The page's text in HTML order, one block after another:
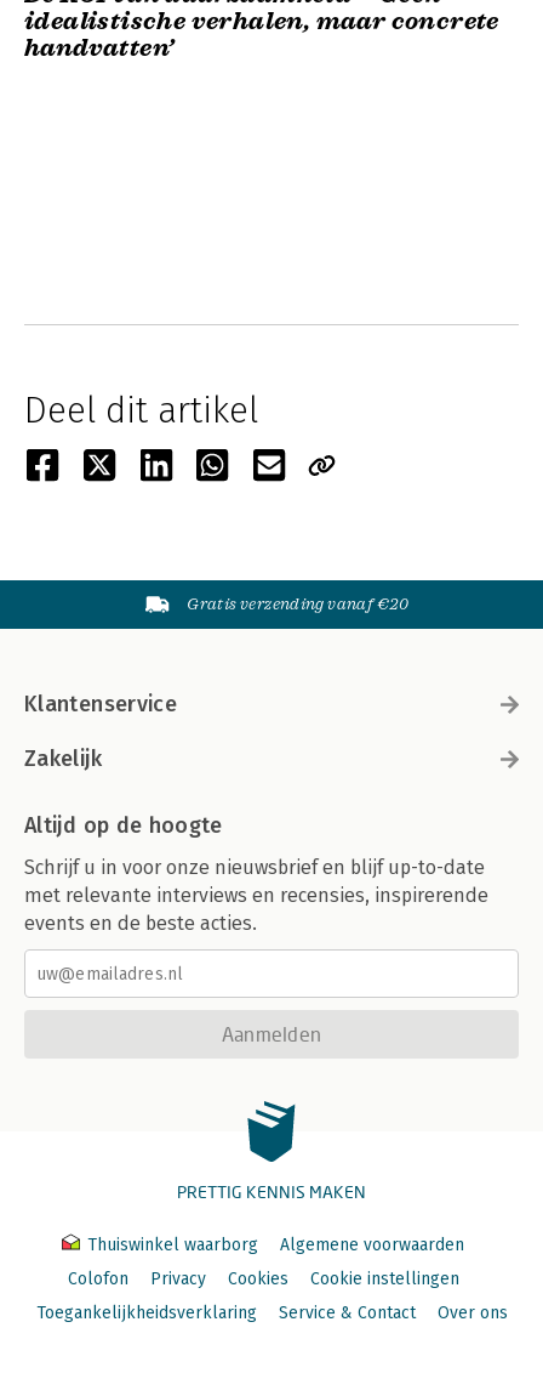
idealistische verhalen, maar concrete
handvatten’
Deel dit artikel
Gratis verzending vanaf €20
Klantenservice
Zakelijk
Altijd op de hoogte
Schrijf u in voor onze nieuwsbrief en blijf up-to-date
met relevante interviews en recensies, inspirerende
events en de beste acties.
Aanmelden
PRETTIG KENNIS MAKEN
Thuiswinkel waarborg
Algemene voorwaarden
Colofon
Privacy Cookies
Cookie instellingen
Toegankelijkheidsverklaring
Service & Contact Over ons